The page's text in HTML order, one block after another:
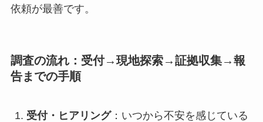
依頼が最善です。
調査の流れ：受付→現地探索→証拠収集→報
告までの手順
受付・ヒアリング：いつから不安を感じている